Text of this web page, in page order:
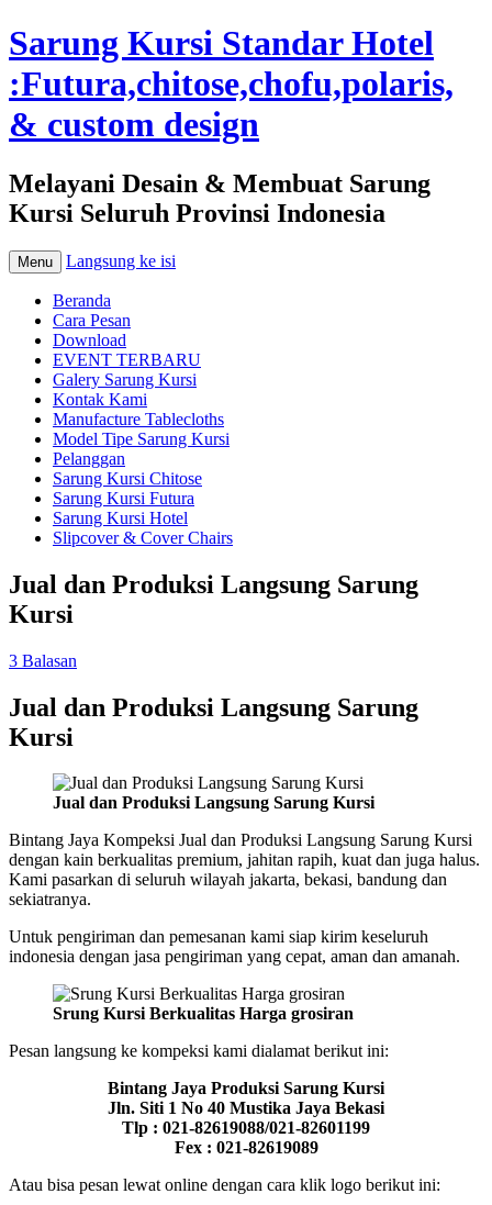
Sarung Kursi Standar Hotel
:Futura,chitose,chofu,polaris,
& custom design
Melayani Desain & Membuat Sarung
Kursi Seluruh Provinsi Indonesia
Menu Langsung ke isi
Beranda
Cara Pesan
Download
EVENT TERBARU
Galery Sarung Kursi
Kontak Kami
Manufacture Tablecloths
Model Tipe Sarung Kursi
Pelanggan
Sarung Kursi Chitose
Sarung Kursi Futura
Sarung Kursi Hotel
Slipcover & Cover Chairs
Jual dan Produksi Langsung Sarung
Kursi
3 Balasan
Jual dan Produksi Langsung Sarung
Kursi
Jual dan Produksi Langsung Sarung Kursi
Bintang Jaya Kompeksi Jual dan Produksi Langsung Sarung Kursi
dengan kain berkualitas premium, jahitan rapih, kuat dan juga halus.
Kami pasarkan di seluruh wilayah jakarta, bekasi, bandung dan
sekiatranya.
Untuk pengiriman dan pemesanan kami siap kirim keseluruh
indonesia dengan jasa pengiriman yang cepat, aman dan amanah.
Srung Kursi Berkualitas Harga grosiran
Pesan langsung ke kompeksi kami dialamat berikut ini:
Bintang Jaya Produksi Sarung Kursi
Jln. Siti 1 No 40 Mustika Jaya Bekasi
Tlp : 021-82619088/021-82601199
Fex : 021-82619089
Atau bisa pesan lewat online dengan cara klik logo berikut ini: